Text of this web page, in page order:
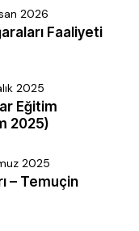
2026
Faaliyeti
2025
Eğitim
2025)
2025
– Temuçin